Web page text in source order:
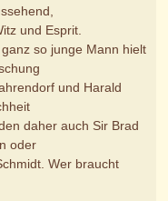
und Esprit.
so junge Mann hielt
und Harald
daher auch Sir Brad
oder
Wer braucht